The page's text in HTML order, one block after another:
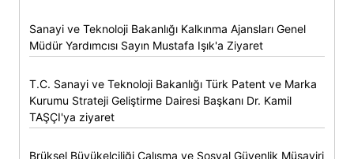
Sanayi ve Teknoloji Bakanlığı Kalkınma Ajansları Genel
Müdür Yardımcısı Sayın Mustafa Işık'a Ziyaret
T.C. Sanayi ve Teknoloji Bakanlığı Türk Patent ve Marka
Kurumu Strateji Geliştirme Dairesi Başkanı Dr. Kamil
TAŞÇI'ya ziyaret
Brüksel Büyükelçiliği Çalışma ve Sosyal Güvenlik Müşaviri